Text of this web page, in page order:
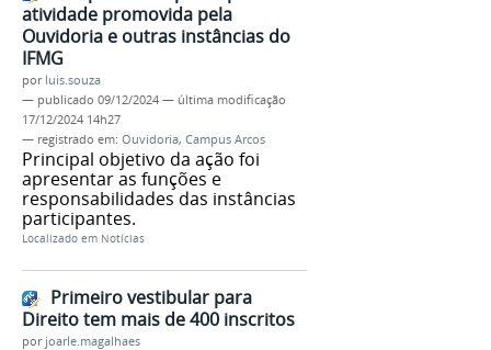
atividade promovida pela
Ouvidoria e outras instâncias do
IFMG
por luis.souza
— publicado 09/12/2024 — última modificação
17/12/2024 14h27
— registrado em: Ouvidoria, Campus Arcos
Principal objetivo da ação foi
apresentar as funções e
responsabilidades das instâncias
participantes.
Localizado em Notícias
Primeiro vestibular para
Direito tem mais de 400 inscritos
por joarle.magalhaes